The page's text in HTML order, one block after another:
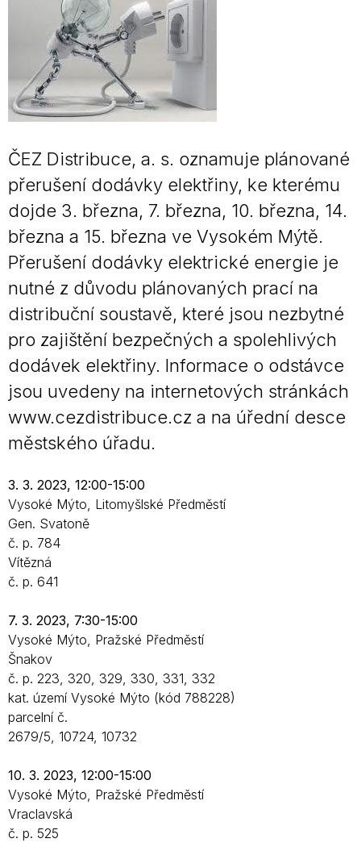
ČEZ Distribuce, a. s. oznamuje plánované
přerušení dodávky elektřiny, ke kterému
dojde 3. března, 7. března, 10. března, 14.
března a 15. března ve Vysokém Mýtě.
Přerušení dodávky elektrické energie je
nutné z důvodu plánovaných prací na
distribuční soustavě, které jsou nezbytné
pro zajištění bezpečných a spolehlivých
dodávek elektřiny. Informace o odstávce
jsou uvedeny na internetových stránkách
www.cezdistribuce.cz a na úřední desce
městského úřadu.
3. 3. 2023, 12:00-15:00
Vysoké Mýto, Litomyšlské Předměstí
Gen. Svatoně
č. p. 784
Vítězná
č. p. 641
7. 3. 2023, 7:30-15:00
Vysoké Mýto, Pražské Předměstí
Šnakov
č. p. 223, 320, 329, 330, 331, 332
kat. území Vysoké Mýto (kód 788228)
parcelní č.
2679/5, 10724, 10732
10. 3. 2023, 12:00-15:00
Vysoké Mýto, Pražské Předměstí
Vraclavská
č. p. 525